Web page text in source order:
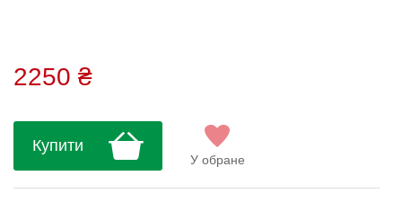
2250 ₴
Купити
У обране